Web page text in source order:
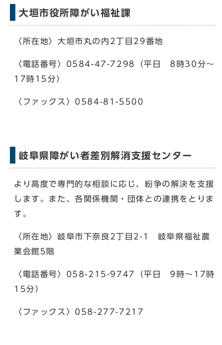
大垣市役所障がい福祉課
〈所在地〉大垣市丸の内2丁目29番地
〈電話番号〉0584-47-7298（平日 8時30分〜
17時15分）
〈ファックス〉0584-81-5500
岐阜県障がい者差別解消支援センター
より高度で専門的な相談に応じ、紛争の解決を支援
します。また、各関係機関・団体との連携をとりま
す。
〈所在地〉岐阜市下奈良2丁目2-1 岐阜県福祉農
業会館5階
〈電話番号〉058-215-9747（平日 9時～17時
15分）
〈ファックス〉058-277-7217